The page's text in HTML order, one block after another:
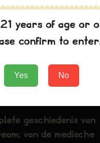
geschiedenis van
van de medische
years of age or
confirm to
Yes No